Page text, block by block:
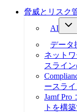
脅威とリスク
AI
データ
ネット
スライ
ースラ
Jamf
トを構